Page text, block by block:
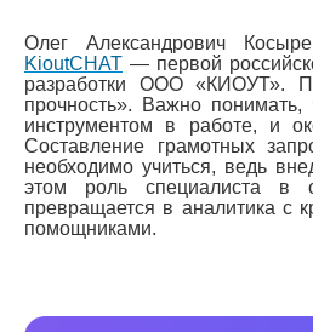
Олег Александрович
KioutCHAT — первой
разработки ООО «КИОУТ».
прочность». Важно
инструментом в работе, и
Составление грамотных
необходимо учиться, ведь
этом роль специалиста в
превращается в аналитика с
помощниками.